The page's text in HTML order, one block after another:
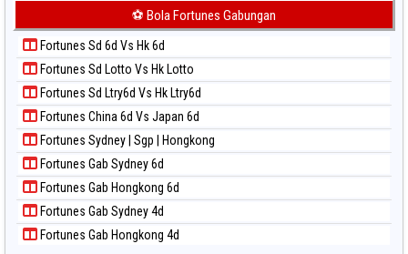
Paito Warna Sydney Lotto
Paito Warna Sydney Pools 6d
Paito Warna Taipei
Paito Warna Taiwan
Paito Harian Korea
Paito Harian Kuda Lari
Paito Harian Magnum Cambodia
Paito Harian Nagoya
Paito Harian New York Midday
Paito Harian North Carolina Day
Paito Harian Pcso
Paito Harian Pennsylvania Day
Paito Harian Sao Paulo
Paito Harian Singapore
Paito Harian Sydney
⚽ Bola Fortunes Gabungan
Fortunes Sd 6d Vs Hk 6d
Fortunes Sd Lotto Vs Hk Lotto
Fortunes Sd Ltry6d Vs Hk Ltry6d
Fortunes China 6d Vs Japan 6d
Fortunes Sydney | Sgp | Hongkong
Fortunes Gab Sydney 6d
Fortunes Gab Hongkong 6d
Fortunes Gab Sydney 4d
Fortunes Gab Hongkong 4d